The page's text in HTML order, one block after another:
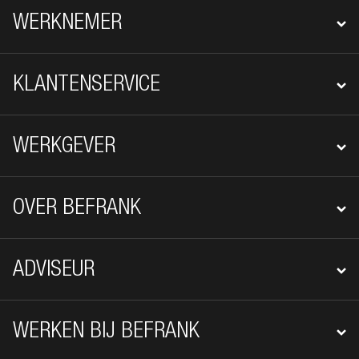
FOOTER NAVIGATIE
WERKNEMER
KLANTENSERVICE
WERKGEVER
OVER BEFRANK
ADVISEUR
WERKEN BIJ BEFRANK